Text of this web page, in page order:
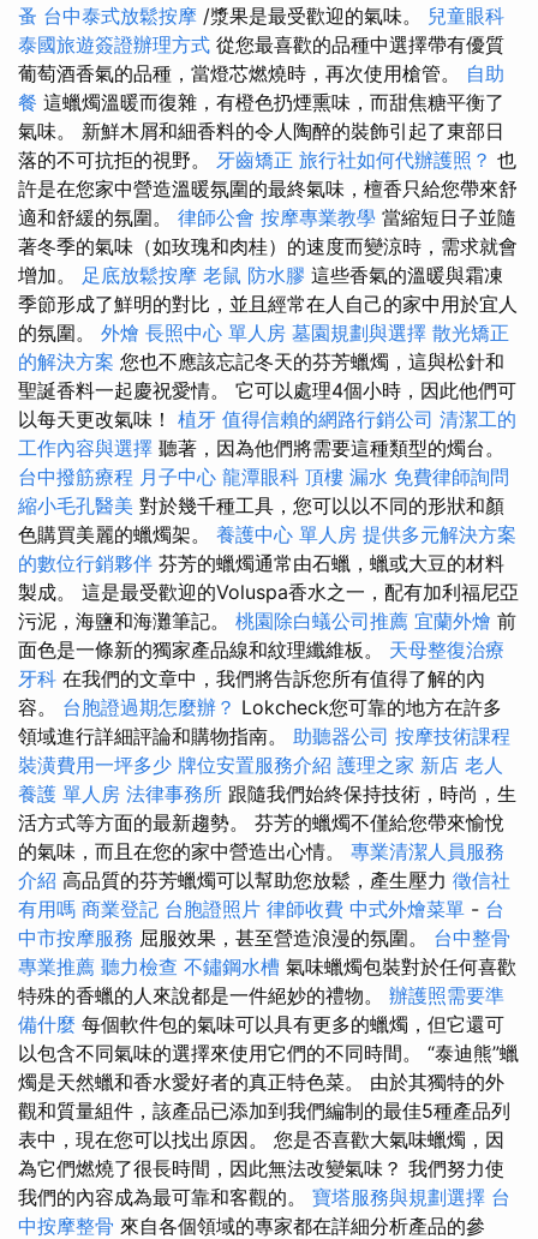
蚤 台中泰式放鬆按摩 /漿果是最受歡迎的氣味。 兒童眼科
泰國旅遊簽證辦理方式 從您最喜歡的品種中選擇帶有優質
葡萄酒香氣的品種，當燈芯燃燒時，再次使用槍管。 自助
餐 這蠟燭溫暖而復雜，有橙色扔煙熏味，而甜焦糖平衡了
氣味。 新鮮木屑和細香料的令人陶醉的裝飾引起了東部日
落的不可抗拒的視野。 牙齒矯正 旅行社如何代辦護照？ 也
許是在您家中營造溫暖氛圍的最終氣味，檀香只給您帶來舒
適和舒緩的氛圍。 律師公會 按摩專業教學 當縮短日子並隨
著冬季的氣味（如玫瑰和肉桂）的速度而變涼時，需求就會
增加。 足底放鬆按摩 老鼠 防水膠 這些香氣的溫暖與霜凍
季節形成了鮮明的對比，並且經常在人自己的家中用於宜人
的氛圍。 外燴 長照中心 單人房 墓園規劃與選擇 散光矯正
的解決方案 您也不應該忘記冬天的芬芳蠟燭，這與松針和
聖誕香料一起慶祝愛情。 它可以處理4個小時，因此他們可
以每天更改氣味！ 植牙 值得信賴的網路行銷公司 清潔工的
工作內容與選擇 聽著，因為他們將需要這種類型的燭台。
台中撥筋療程 月子中心 龍潭眼科 頂樓 漏水 免費律師詢問
縮小毛孔醫美 對於幾千種工具，您可以以不同的形狀和顏
色購買美麗的蠟燭架。 養護中心 單人房 提供多元解決方案
的數位行銷夥伴 芬芳的蠟燭通常由石蠟，蠟或大豆的材料
製成。 這是最受歡迎的Voluspa香水之一，配有加利福尼亞
污泥，海鹽和海灘筆記。 桃園除白蟻公司推薦 宜蘭外燴 前
面色是一條新的獨家產品線和紋理纖維板。 天母整復治療
牙科 在我們的文章中，我們將告訴您所有值得了解的內
容。 台胞證過期怎麼辦？ Lokcheck您可靠的地方在許多
領域進行詳細評論和購物指南。 助聽器公司 按摩技術課程
裝潢費用一坪多少 牌位安置服務介紹 護理之家 新店 老人
養護 單人房 法律事務所 跟隨我們始終保持技術，時尚，生
活方式等方面的最新趨勢。 芬芳的蠟燭不僅給您帶來愉悅
的氣味，而且在您的家中營造出心情。 專業清潔人員服務
介紹 高品質的芬芳蠟燭可以幫助您放鬆，產生壓力 徵信社
有用嗎 商業登記 台胞證照片 律師收費 中式外燴菜單 - 台
中市按摩服務 屈服效果，甚至營造浪漫的氛圍。 台中整骨
專業推薦 聽力檢查 不鏽鋼水槽 氣味蠟燭包裝對於任何喜歡
特殊的香蠟的人來說都是一件絕妙的禮物。 辦護照需要準
備什麼 每個軟件包的氣味可以具有更多的蠟燭，但它還可
以包含不同氣味的選擇來使用它們的不同時間。 “泰迪熊”蠟
燭是天然蠟和香水愛好者的真正特色菜。 由於其獨特的外
觀和質量組件，該產品已添加到我們編制的最佳5種產品列
表中，現在您可以找出原因。 您是否喜歡大氣味蠟燭，因
為它們燃燒了很長時間，因此無法改變氣味？ 我們努力使
我們的內容成為最可靠和客觀的。 寶塔服務與規劃選擇 台
中按摩整骨 來自各個領域的專家都在詳細分析產品的參